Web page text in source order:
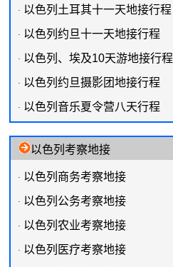
· 以色列土耳其十一天地接行程
· 以色列约旦十一天地接行程
· 以色列、埃及10天游地接行程
· 以色列约旦摄影团地接行程
· 以色列音乐夏令营八天行程
以色列考察地接
· 以色列商务考察地接
· 以色列公务考察地接
· 以色列农业考察地接
· 以色列医疗考察地接